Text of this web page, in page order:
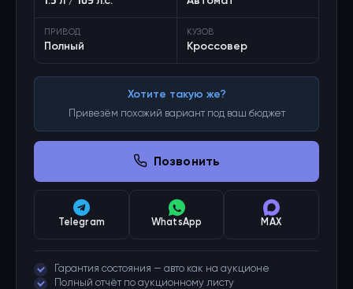
ПРИВОД
Полный
КУЗОВ
Кроссовер
Хотите такую же?
Привезём похожий вариант под ваш бюджет
Позвонить
Telegram WhatsApp MAX
Гарантия состояния — авто как на аукционе
Полный отчёт по аукционному листу